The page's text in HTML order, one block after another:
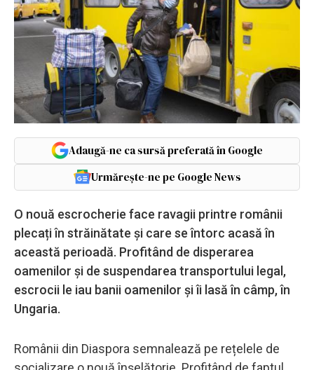
Adaugă-ne ca sursă preferată în Google
Urmărește-ne pe Google News
O nouă escrocherie face ravagii printre românii
plecați în străinătate și care se întorc acasă în
această perioadă. Profitând de disperarea
oamenilor și de suspendarea transportului legal,
escrocii le iau banii oamenilor și îi lasă în câmp, în
Ungaria.
Românii din Diaspora semnalează pe rețelele de